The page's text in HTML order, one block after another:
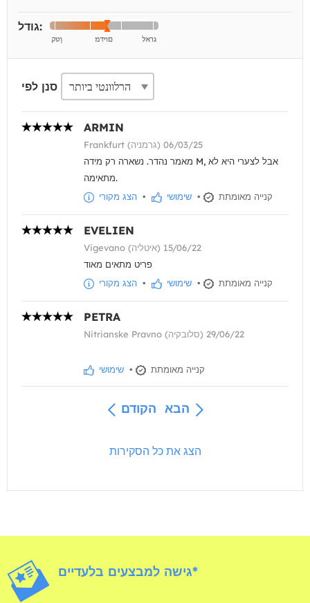
גודל:
סנן לפי
ARMIN
Frankfurt (גרמניה) 06/03/25
מאמר נהדר. נשארה רק מידה M, אבל לצערי היא לא
מתאימה.
הצג מקורי • שימושי • קנייה מאומתת
EVELIEN
Vigevano (איטליה) 15/06/22
פריט מתאים מאוד
הצג מקורי • שימושי • קנייה מאומתת
PETRA
Nitrianske Pravno (סלובקיה) 29/06/22
שימושי • קנייה מאומתת
הקודם הבא
הצג את כל הסקירות
גישה למבצעים בלעדיים*